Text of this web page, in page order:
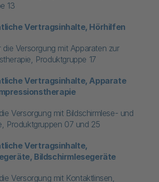
13
Vertragsinhalte, Hörhilfen​
die Versorgung mit Apparaten zur
Produktgruppe 17
Vertragsinhalte, Apparate
Versorgung mit Bildschirmlese- und
Produktgruppen 07 und 25
Vertragsinhalte,
Bildschirmlesegeräte
Versorgung mit Kontaktlinsen,